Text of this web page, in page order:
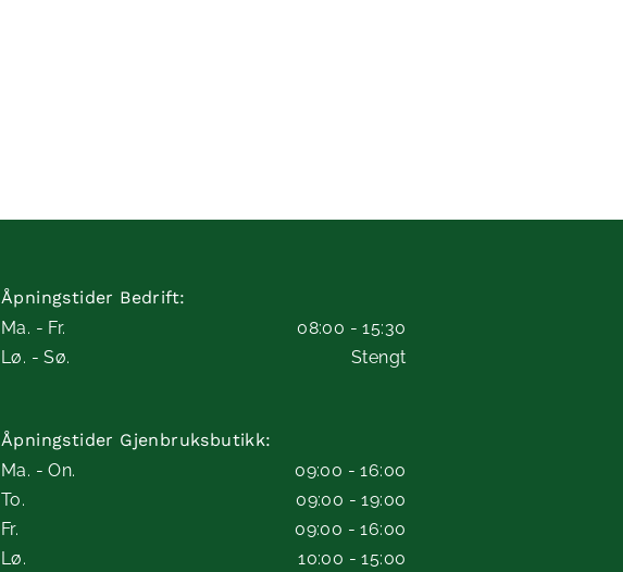
Åpningstider Bedrift:
Ma. - Fr.
08:00 - 15:30
Lø. - Sø.
Stengt
Åpningstider Gjenbruksbutikk:
Ma. - On.
09:00 - 16:00
To.
09:00 - 19:00
Fr.
09:00 - 16:00
Lø.
10:00 - 15:00